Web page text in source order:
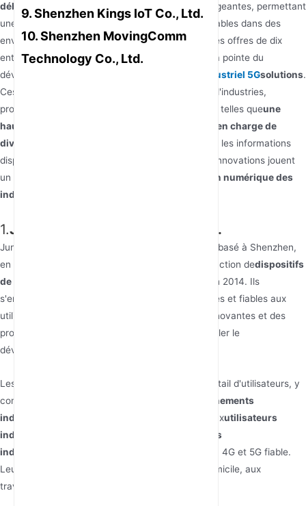
9. Shenzhen Kings IoT Co., Ltd.
10. Shenzhen MovingComm
Technology Co., Ltd.
débitcrucial pour les applications industrielles exigeantes, permettant
une communication et un transfert de données fiables dans des
environnements difficiles. Cet article examinera les offres de dix
entreprises chinoises de premier plan qui sont à la pointe du
développement et de la fourniture de
routeur industriel 5Gsolutions.
Ces fournisseurs s'adressent à un large éventail d'industries,
proposant des produits avec des caractéristiques telles queune
haute fiabilité, une sécurité avancée et la prise en charge de
divers protocoles industriels
, comme l'indiquent les informations
disponibles à travers les sources fournies. Leurs innovations jouent
un rôle clé dans la facilitation de la
transformation numérique des
industries
1.Junhaoyue Technology Co., Ltd.
Junhaoyue Technology Co., Ltd. est un fabricant basé à Shenzhen,
en Chine, spécialisé dans la recherche et la production dedispositifs
de communication 4G et 5G
depuis sa création en 2014. Ils
s'engagent à fournir des solutions réseau efficaces et fiables aux
utilisateurs mondiaux grâce à des conceptions innovantes et des
produits de haute qualité. Junhaoyue vise à stimuler le
développement intelligent de l'internet mondial.
Les produits de Junhaoyue servent un large éventail d'utilisateurs, y
compris ceux des
foyers, entreprises et environnements
industriels
dans plusieurs pays. Ils s'adressent auxutilisateurs
individuels, grandes entreprises et installations
industrielles
nécessitant une connectivité réseau 4G et 5G fiable.
Leurs solutions conviennent aux utilisateurs à domicile, aux
travailleurs de bureau et aux clients industriels.